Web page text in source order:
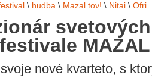
zdrojov
do
\ hudba \ Mazal tov! \ Nitai \ Ofri
MAZAL
nové kvarteto, s